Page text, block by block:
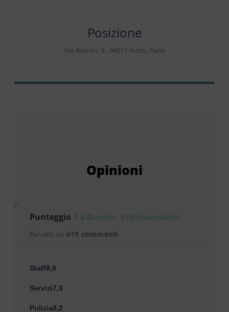
Posizione
Via Brucini, 9 , 96017 Noto, Italia
Opinioni
Punteggio 7,4 Buono · 619 recensioni
Basato su 619 commenti
Staff8,0
Servizi7,3
Pulizia8,2